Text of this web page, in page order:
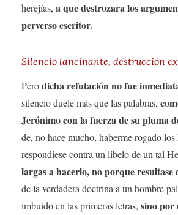
herejías, a que destrozara los
perverso escritor.
Silencio lancinante, destrucción
Perodicha refutación no fue
silencio duele más que las palabras,
Jerónimo con la fuerza de su pluma
de, no hace mucho, haberme rogado los
respondiese contra un libelo de un tal
largas a hacerlo, no porque resultase
de la verdadera doctrina a un hombre
imbuido en las primeras letras, sino por